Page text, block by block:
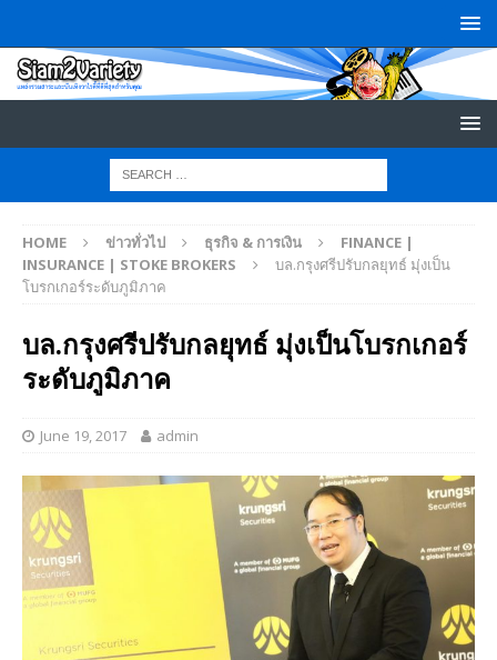
HOME ข่าวทั่วไป ธุรกิจ & การเงิน
FINANCE |
INSURANCE | STOKE BROKERS
บล.กรุงศรีปรับกลยุทธ์ มุ่งเป็น
โบรกเกอร์ระดับภูมิภาค
บล.กรุงศรีปรับกลยุทธ์ มุ่งเป็นโบรกเกอร์
ระดับภูมิภาค
June 19, 2017 admin